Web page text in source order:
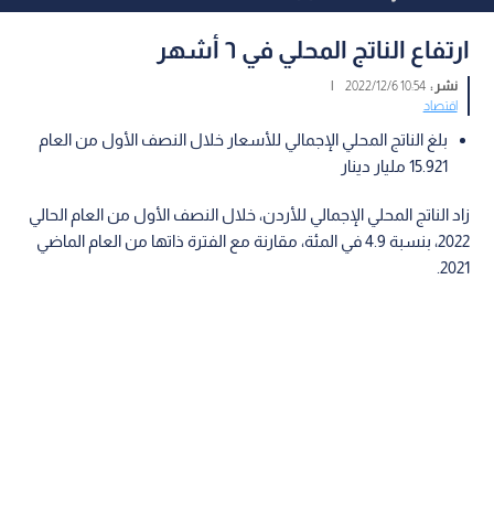
ارتفاع الناتج المحلي في ٦ أشهر
نشر :10:54 2022/12/6
|
اقتصاد
بلغ الناتج المحلي الإجمالي للأسعار خلال النصف الأول من العام
15.921 مليار دينار
زاد الناتج المحلي الإجمالي للأردن، خلال النصف الأول من العام الحالي
2022، بنسبة 4.9 في المئة، مقارنة مع الفترة ذاتها من العام الماضي
2021.